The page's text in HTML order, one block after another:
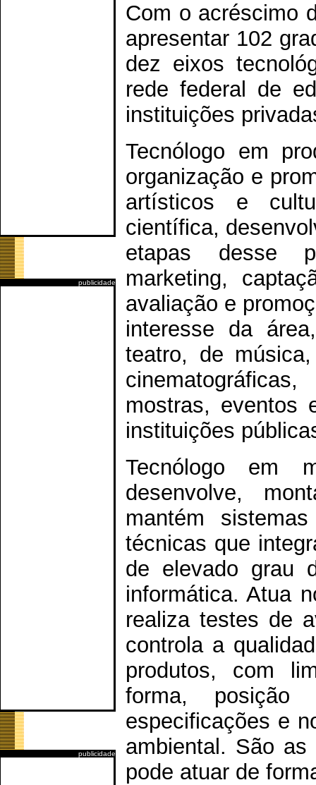
publicidade
publicidade
Com o acréscimo
apresentar 102
dez eixos
rede federal de
instituições
Tecnólogo em
organização e
artísticos e
científica,
etapas desse
marketing,
avaliação e
interesse da
teatro, de
mostras, eventos
instituições
Tecnólogo em
desenvolve,
mantém
técnicas que
de elevado grau
informática. Atua
realiza testes de
controla a
produtos, com
forma,
especificações e
ambiental. São as
pode atuar de